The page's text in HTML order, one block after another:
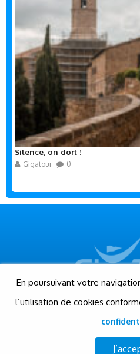
Silence, on dort !
Gigatour 0
© Gigatour - Tous
Conception et
En poursuivant votre
l’utilisation de cookies